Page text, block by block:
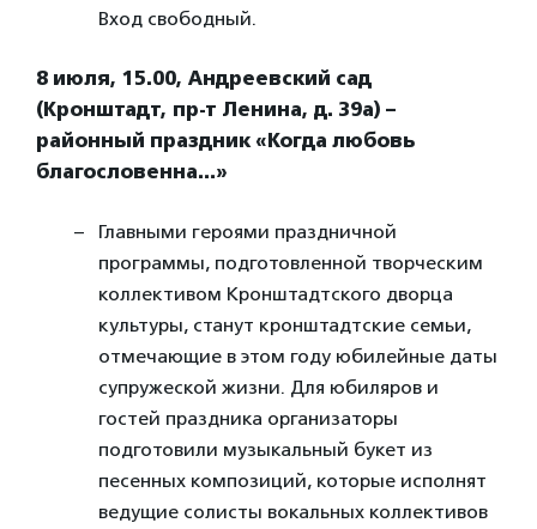
Вход свободный.
8 июля, 15.00, Андреевский сад
(Кронштадт, пр-т Ленина, д. 39а) –
районный праздник «Когда любовь
благословенна…»
Главными героями праздничной
программы, подготовленной творческим
коллективом Кронштадтского дворца
культуры, станут кронштадтские семьи,
отмечающие в этом году юбилейные даты
супружеской жизни. Для юбиляров и
гостей праздника организаторы
подготовили музыкальный букет из
песенных композиций, которые исполнят
ведущие солисты вокальных коллективов